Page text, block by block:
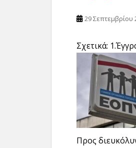
29 Σεπτεμβρίου
Σχετικά:
Προς